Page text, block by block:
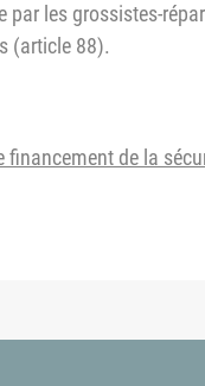
les grossistes-
(article 88).
financement de la